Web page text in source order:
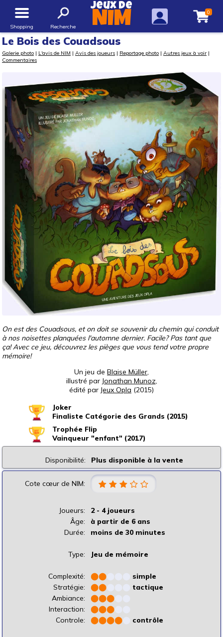
Shopping Recherche
Jeux de
NIM 0
Le Bois des Couadsous
Galerie photo | L'avis de NIM | Avis des joueurs | Reportage photo | Autres jeux à voir |
Commentaires
On est des Couadsous, et on doit se souvenir du chemin qui conduit
à nos noisettes planquées l'automne dernier. Facile? Pas tant que
ça! Avec ce jeu, découvrez les pièges que vous tend votre propre
mémoire!
Un jeu de Blaise Müller,
illustré par Jonathan Munoz,
édité par Jeux Opla (2015)
Joker
Finaliste Catégorie des Grands (2015)
Trophée Flip
Vainqueur "enfant" (2017)
Disponibilité: Plus disponible à la vente
Cote cœur de NIM:
Joueurs:
2 - 4 joueurs
Âge:
à partir de 6 ans
Durée:
moins de 30 minutes
Type: Jeu de mémoire
Complexité: ⬤⬤
simple
Stratégie:
⬤⬤
tactique
Ambiance:
⬤⬤⬤
Interaction:
⬤⬤⬤
Controle:
⬤⬤⬤⬤ contrôle